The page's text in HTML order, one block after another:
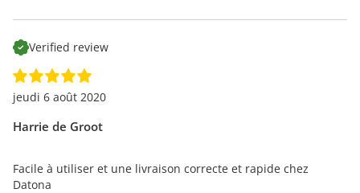
Verified review
Harrie de Groot
jeudi 6 août 2020
Facile à utiliser et une livraison correcte et rapide chez
Datona